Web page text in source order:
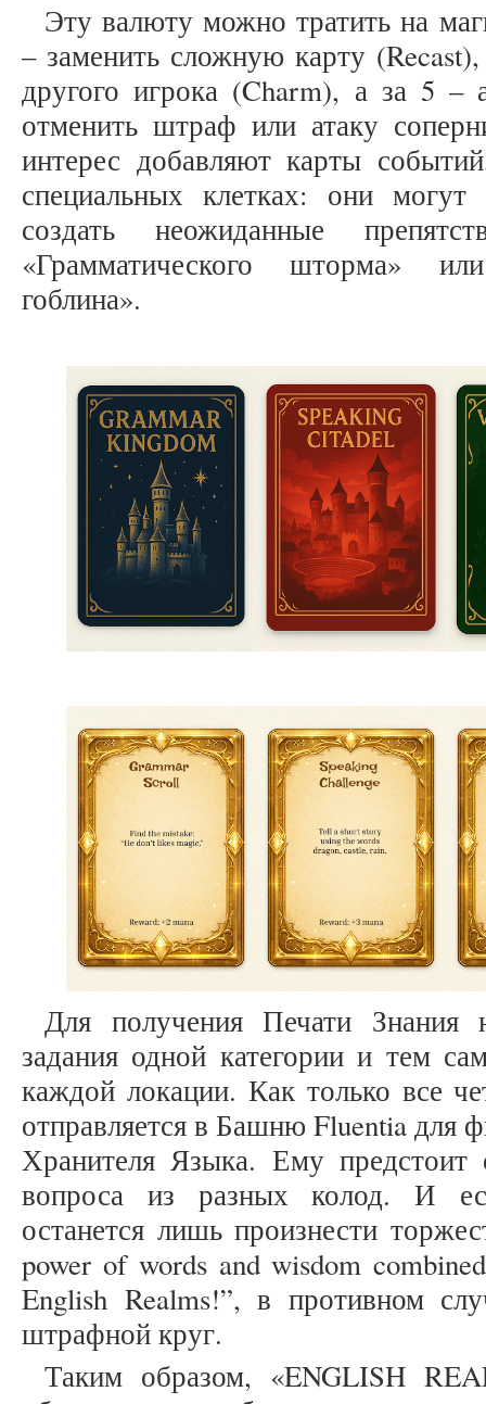
Эту валюту можно тратить на
– заменить сложную карту
другого игрока (Charm), а за 5 –
отменить штраф или атаку
интерес добавляют карты
специальных клетках: они
создать неожиданные
«Грамматического шторма»
гоблина».
Для получения Печати Знания
задания одной категории и тем
каждой локации. Как только все
отправляется в Башню Fluentia для
Хранителя Языка. Ему предстоит
вопроса из разных колод. И
останется лишь произнести
power of words and wisdom
English Realms!”, в противном
штрафной круг.
Таким образом, «ENGLISH